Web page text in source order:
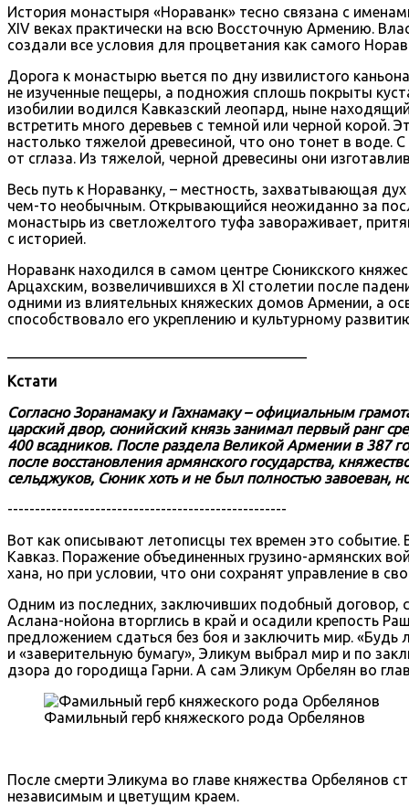
История монастыря «Нораванк» тесно связана с
XIV веках практически на всю Воcсточную Армению.
создали все условия для процветания как самого
Дорога к монастырю вьется по дну извилистого
не изученные пещеры, а подножия сплошь покрыты
изобилии водился Кавказский леопард, ныне
встретить много деревьев с темной или черной корой.
настолько тяжелой древесиной, что оно тонет в воде.
от сглаза. Из тяжелой, черной древесины они
Весь путь к Нораванку, – местность, захватывающая
чем-то необычным. Открывающийся неожиданно за
монастырь из светложелтого туфа завораживает,
с историей.
Нораванк находился в самом центре Сюникского
Арцахским, возвеличившихся в XI столетии после
одними из влиятельных княжеских домов Армении, a
способствовало его укреплению и культурному
Кстати
Согласно Зоранамаку и Гахнамаку – официальным
царский двор, сюнийский князь занимал первый ранг
400 всадников. После раздела Великой Армении в 387
после восстановления армянского государства,
сельджуков, Сюник хоть и не был полностью завоеван,
---------------------------------------------------
Вот как описывают летописцы тех времен это
Кавказ. Поражение объединенных грузино-армянских
хана, но при условии, что они сохранят управление в
Одним из последних, заключивших подобный договор,
Аслана-нойона вторглись в край и осадили крепость
предложением сдаться без боя и заключить мир. «Будь
и «заверительную бумагу», Эликум выбрал мир и по
дзора до городища Гарни. А сам Эликум Орбелян во
Фамильный герб княжеского рода Орбелянов
После смерти Эликума во главе княжества Орбелянов
независимым и цветущим краем.